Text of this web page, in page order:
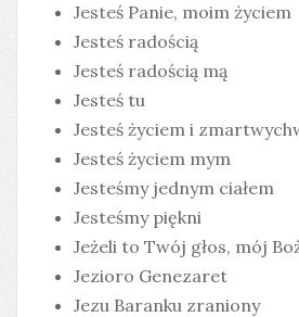
Jesteś Panie, moim życiem
Jesteś radością
Jesteś radością mą
Jesteś tu
Jesteś życiem i
Jesteś życiem mym
Jesteśmy jednym ciałem
Jesteśmy piękni
Jeżeli to Twój głos, mój
Jezioro Genezaret
Jezu Baranku zraniony